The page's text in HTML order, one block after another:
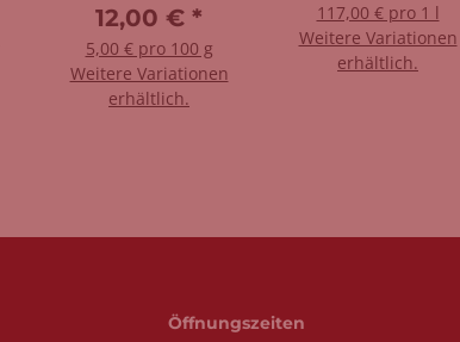
12,00 € *
5,00 € pro 100 g
Weitere Variationen
erhältlich.
117,00 € pro 1 l
Weitere Variationen
erhältlich.
Öffnungszeiten